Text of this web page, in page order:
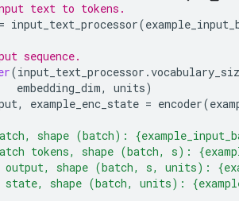
text to tokens.
= input_text_processor(
sequence.
(input_text_processor .
, units)
, example_enc_state = encoder(
shape (batch):
tokens, shape (batch, s):
output, shape (batch, s, units):
state, shape (batch, units):